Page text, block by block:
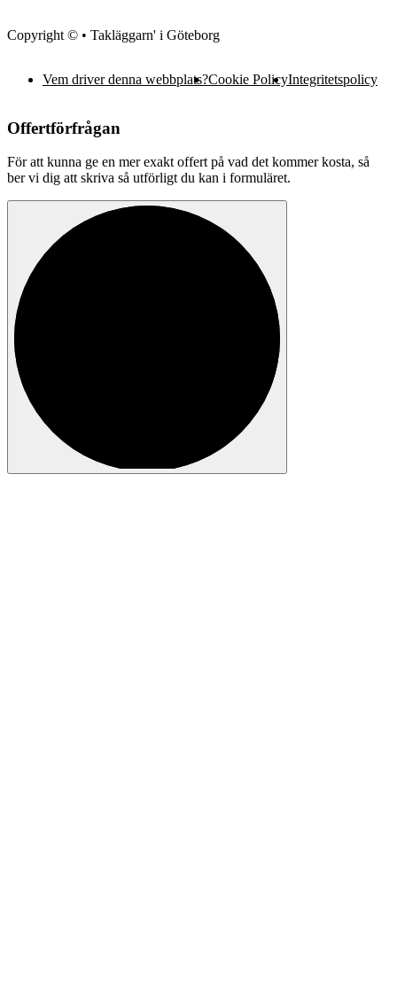
Copyright © • Takläggarn' i Göteborg
Vem driver denna webbplats?Cookie PolicyIntegritetspolicy
Offertförfrågan
För att kunna ge en mer exakt offert på vad det kommer kosta, så
ber vi dig att skriva så utförligt du kan i formuläret.